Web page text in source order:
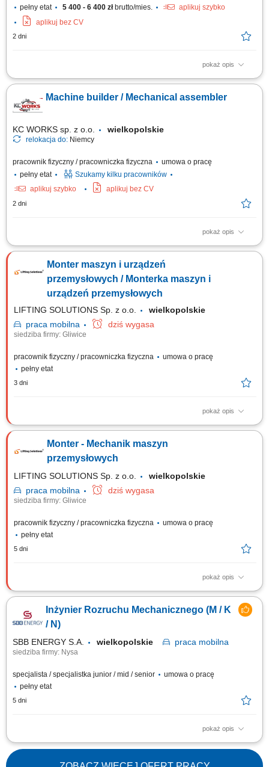
pełny etat
5 400 - 6 400 złbrutto/mies.
aplikuj szybko
aplikuj bez CV
2 dni
pokaż opis
Zadania, które przed Tobą postawimy: Usuwanie bieżących awarii
technicznych oraz prac konserwacyjnych. Przezbrojenia, regulacje i
diagnostyka urządzeń. Wdrażanie zmian i ulepszeń w maszynach i
Machine builder / Mechanical assembler
KC WORKS sp. z o.o. wielkopolskie
relokacja do: Niemcy
pracownik fizyczny / pracowniczka fizyczna
umowa o pracę
pełny etat
Szukamy kilku pracowników
aplikuj szybko
aplikuj bez CV
2 dni
pokaż opis
The work will be carried out at our production and assembly location in
mechanical components; Installation of machine parts according to
technical drawings; Mechanical fitting and assembly work; Assembly of
steel structures, piping, fans,...
Monter maszyn i urządzeń
przemysłowych / Monterka maszyn i
urządzeń przemysłowych
LIFTING SOLUTIONS Sp. z o.o.
wielkopolskie
praca mobilna dziś wygasa
siedziba firmy: Gliwice
pracownik fizyczny / pracowniczka fizyczna
umowa o pracę
pełny etat
3 dni
pokaż opis
Zadania Mechaniczny montaż urządzeń, maszyn oraz stanowisk
poszczególnych zespołów mechanicznych w kompletne systemy
produkcyjne; Bieżące diagnozowanie i samodzielne rozwiązywanie
Monter - Mechanik maszyn
przemysłowych
LIFTING SOLUTIONS Sp. z o.o.
wielkopolskie
praca mobilna dziś wygasa
siedziba firmy: Gliwice
pracownik fizyczny / pracowniczka fizyczna
umowa o pracę
pełny etat
5 dni
pokaż opis
Praca tylko i wyłącznie w delegacjach. Poszukujemy kandydatów z
pracy mobilnej na terenie całej Polski oraz Europy. Twoja praca na co
dzień (w zależności od projektu) będzie obejmowała następujące
Inżynier Rozruchu Mechanicznego (M / K
/ N)
SBB ENERGY S.A. wielkopolskie praca mobilna
siedziba firmy: Nysa
specjalista / specjalistka junior / mid / senior
umowa o pracę
pełny etat
5 dni
pokaż opis
Lokalizacja Obiekty energetyczne i przemysłowe w Polsce oraz za
granicą Uruchamiaj inwestycje, które zmieniają przemysł SBB ENERGY
realizuje projekty energetyczne i przemysłowe w Polsce oraz za granicą.